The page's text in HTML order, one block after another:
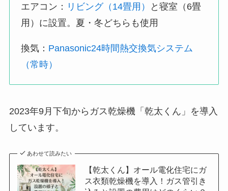
エアコン： リビング（14畳用）
と寝室（6畳
用）に設置。夏・冬どちらも使用
換気： Panasonic24時間熱交換気システム
（常時）
2023年9月下旬からガス乾燥機「乾太くん」を導入
しています。
あわせて読みたい
【乾太くん】オール電化住宅にガ
ス衣類乾燥機を導入！ガス管引き